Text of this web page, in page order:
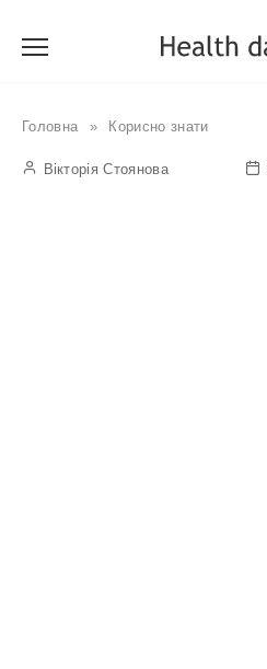
Головна » Корисно знати
Вікторія Стоянова